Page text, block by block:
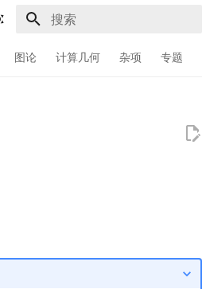
图论 计算几何 杂项 专题